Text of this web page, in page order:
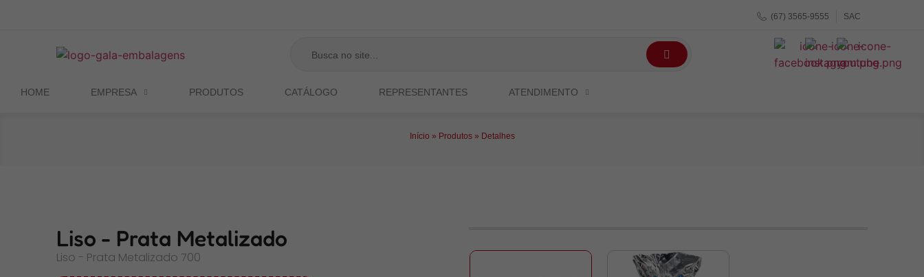
(67) 3565-9555 SAC
HOME EMPRESA PRODUTOS CATÁLOGO REPRESENTANTES ATENDIMENTO
Início » Produtos» Detalhes
Liso - Prata Metalizado
Liso - Prata Metalizado 700